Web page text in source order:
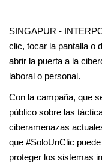
SINGAPUR -
clic, tocar la pantalla o
abrir la puerta a la
laboral o personal.
Con la campaña, que
público sobre las
ciberamenazas
que #SoloUnClic
proteger los sistemas